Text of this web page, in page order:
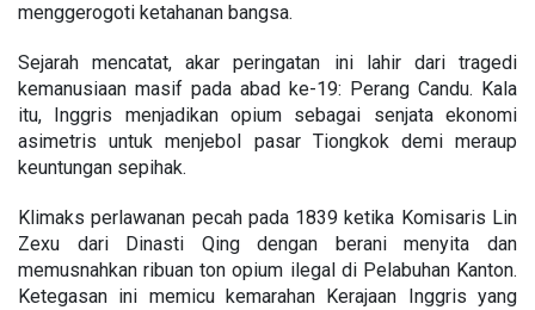
menggerogoti ketahanan bangsa.
Sejarah mencatat, akar peringatan ini lahir dari tragedi
kemanusiaan masif pada abad ke-19: Perang Candu. Kala
itu, Inggris menjadikan opium sebagai senjata ekonomi
asimetris untuk menjebol pasar Tiongkok demi meraup
keuntungan sepihak.
Klimaks perlawanan pecah pada 1839 ketika Komisaris Lin
Zexu dari Dinasti Qing dengan berani menyita dan
memusnahkan ribuan ton opium ilegal di Pelabuhan Kanton.
Ketegasan ini memicu kemarahan Kerajaan Inggris yang